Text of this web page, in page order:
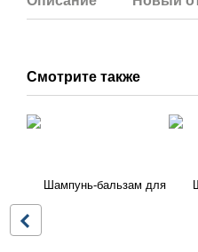
Смотрите также